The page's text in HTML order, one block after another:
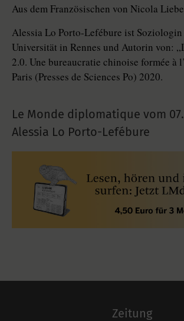
Aus dem Französischen von Nicola
Alessia Lo Porto-Lefébure ist Soziologin
Universität in Rennes und Autorin von:
2.0. Une bureaucratie chinoise formée à
Paris (Presses de Sciences Po) 2020.
Le Monde diplomatique vom
Alessia Lo Porto-Lefébure
Zeitung